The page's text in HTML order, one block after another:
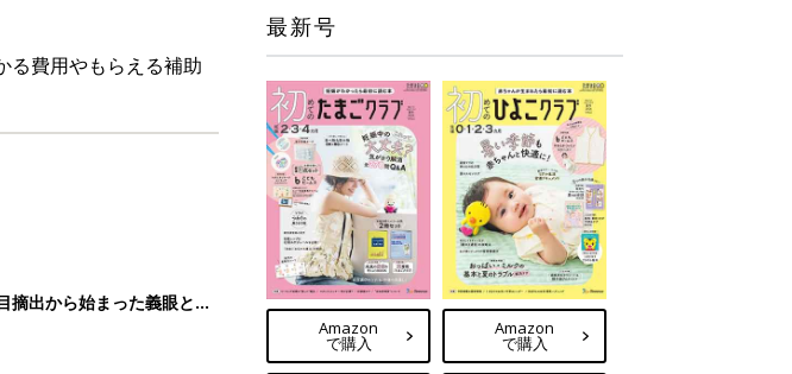
」眼球摘出を決断【網膜
最新号
Amazon
で購入
Amazon
で購入